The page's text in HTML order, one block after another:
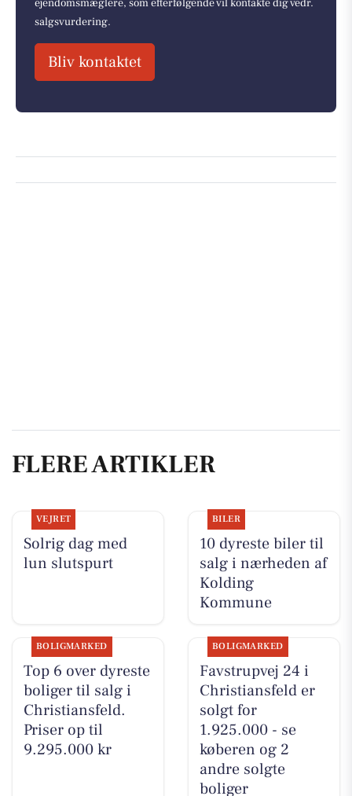
ejendomsmæglere, som efterfølgende vil kontakte dig vedr.
salgsvurdering.
Bliv kontaktet
FLERE ARTIKLER
VEJRET
Solrig dag med
lun slutspurt
BILER
10 dyreste biler til
salg i nærheden af
Kolding
Kommune
BOLIGMARKED
Top 6 over dyreste
boliger til salg i
Christiansfeld.
Priser op til
9.295.000 kr
BOLIGMARKED
Favstrupvej 24 i
Christiansfeld er
solgt for
1.925.000 - se
køberen og 2
andre solgte
boliger